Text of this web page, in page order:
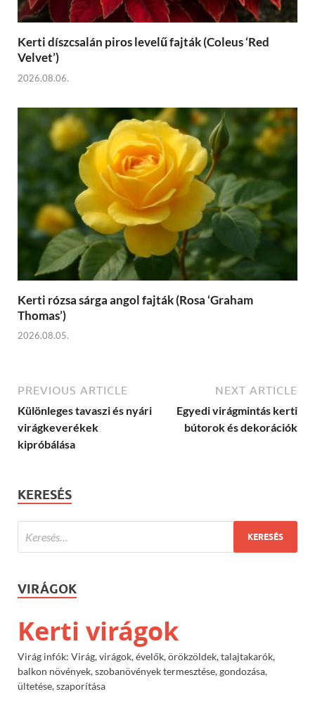
Kerti díszcsalán piros levelű fajták (Coleus ‘Red
Velvet’)
2026.08.06.
Kerti rózsa sárga angol fajták (Rosa ‘Graham
Thomas’)
2026.08.05.
PREVIOUS ARTICLE
Különleges tavaszi és nyári
virágkeverékek
kipróbálása
NEXT ARTICLE
Egyedi virágmintás kerti
bútorok és dekorációk
KERESÉS
VIRÁGOK
Kerti virágok
Virág infók: Virág, virágok, évelők, örökzöldek, talajtakarók,
balkon növények, szobanövények termesztése, gondozása,
ültetése, szaporítása